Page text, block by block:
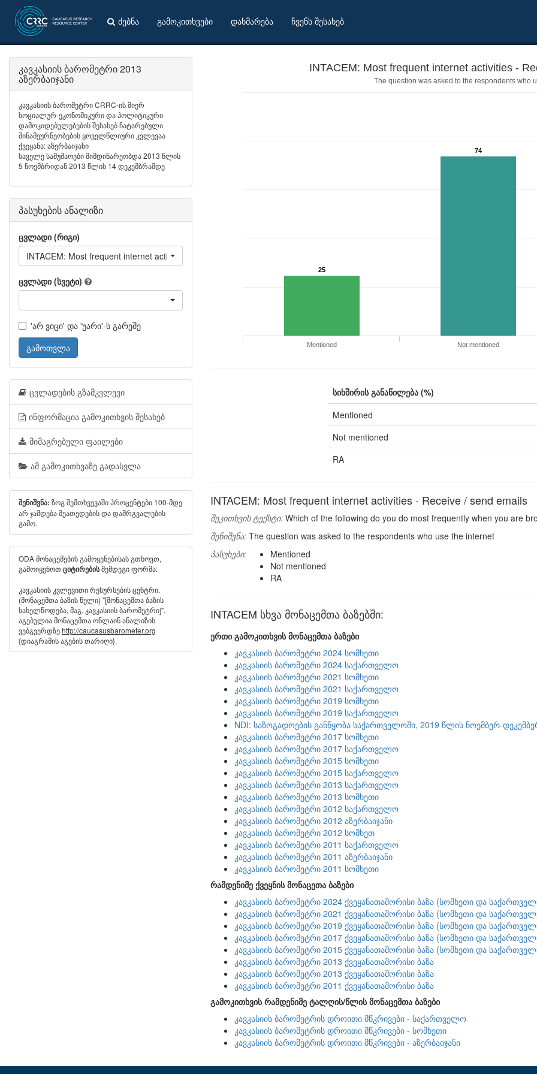
ძებნა გამოკითხვები დახმარება ჩვენს შესახებ
INTACEM: Most frequent internet activities -
The question was asked to the respondents who
25
74
Mentioned Not mentioned
სიხშირის განაწილება (%)
Mentioned
Not mentioned
RA
INTACEM: Most frequent internet activities - Receive / send emails
შეკითხვის ტექსტი: Which of the following do you do most frequently when you are
შენიშვნა: The question was asked to the respondents who use the internet
პასუხები:
Mentioned
Not mentioned
RA
INTACEM სხვა მონაცემთა ბაზებში:
ერთი გამოკითხვის მონაცემთა ბაზები
კავკასიის ბარომეტრი 2024 სომხეთი
კავკასიის ბარომეტრი 2024 საქართველო
კავკასიის ბარომეტრი 2021 სომხეთი
კავკასიის ბარომეტრი 2021 საქართველო
კავკასიის ბარომეტრი 2019 სომხეთი
კავკასიის ბარომეტრი 2019 საქართველო
NDI: საზოგადოების განწყობა საქართველოში, 2019 წლის ნოემბერ-
კავკასიის ბარომეტრი 2017 სომხეთი
კავკასიის ბარომეტრი 2017 საქართველო
კავკასიის ბარომეტრი 2015 სომხეთი
კავკასიის ბარომეტრი 2015 საქართველო
კავკასიის ბარომეტრი 2013 საქართველო
კავკასიის ბარომეტრი 2013 სომხეთი
კავკასიის ბარომეტრი 2012 საქართველო
კავკასიის ბარომეტრი 2012 აზერბაიჯანი
კავკასიის ბარომეტრი 2012 სომხეთ
კავკასიის ბარომეტრი 2011 საქართველო
კავკასიის ბარომეტრი 2011 აზერბაიჯანი
კავკასიის ბარომეტრი 2011 სომხეთი
რამდენიმე ქვეყნის მონაცეთა ბაზები
კავკასიის ბარომეტრი 2024 ქვეყანათაშორისი ბაზა (სომხეთი და
კავკასიის ბარომეტრი 2021 ქვეყანათაშორისი ბაზა (სომხეთი და
კავკასიის ბარომეტრი 2019 ქვეყანათაშორისი ბაზა (სომხეთი და
კავკასიის ბარომეტრი 2017 ქვეყანათაშორისი ბაზა (სომხეთი და
კავკასიის ბარომეტრი 2015 ქვეყანათაშორისი ბაზა (სომხეთი და
კავკასიის ბარომეტრი 2013 ქვეყანათაშორისი ბაზა
კავკასიის ბარომეტრი 2013 ქვეყანათაშორისი ბაზა
კავკასიის ბარომეტრი 2011 ქვეყანათაშორისი ბაზა
გამოკითხვის რამდენიმე ტალღის/წლის მონაცემთა ბაზები
კავკასიის ბარომეტრის დროითი მწკრივები - საქართველო
კავკასიის ბარომეტრის დროითი მწკრივები - სომხეთი
კავკასიის ბარომეტრის დროითი მწკრივები - აზერბაიჯანი
კავკასიის ბარომეტრი 2013
აზერბაიჯანი
კავკასიის ბარომეტრი CRRC-ის მიერ
სოციალურ-ეკონომიკური და პოლიტიკური
დამოკიდებულებების შესახებ ჩატარებული
შინამეურნეობების ყოველწლიური კვლევაა
ქვეყანა: აზერბაიჯანი
საველე სამუშაოები მიმდინარეობდა 2013 წლის
5 ნოემბრიდან 2013 წლის 14 დეკემბრამდე
პასუხების ანალიზი
ცვლადი (რიგი)
INTACEM: Most frequent internet activities - Receive / send emails
ცვლადი (სვეტი)
'არ ვიცი' და 'უარი'-ს გარეშე
გამოთვლა
ცვლადების გზამკვლევი
ინფორმაცია გამოკითხვის შესახებ
მიმაგრებული ფაილები
ამ გამოკითხვაზე გადასვლა
შენიშვნა: ზოგ შემთხვევაში პროცენტები 100-მდე
არ ჯამდება მეათედების და დამრგვალების
გამო.
ODA მონაცემების გამოყენებისას გთხოვთ,
გამოიყენოთ ციტირებისშემდეგი ფორმა:
კავკასიის კვლევითი რესურსების ცენტრი.
(მონაცემთა ბაზის წელი) "[მონაცემთა ბაზის
სახელწოდება, მაგ. კავკასიის ბარომეტრი]".
აგებულია მონაცემთა ონლაინ ანალიზის
ვებგვერდზეhttp://caucasusbarometer.org
{დიაგრამის აგების თარიღი}.